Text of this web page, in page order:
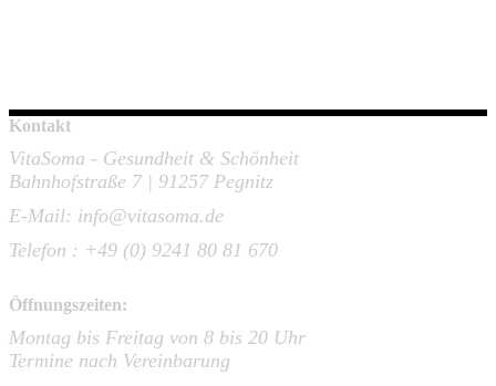
Kontakt
VitaSoma - Gesundheit & Schönheit
Bahnhofstraße 7 | 91257 Pegnitz
E-Mail: info@vitasoma.de
Telefon : +49 (0) 9241 80 81 670
Öffnungszeiten:
Montag bis Freitag von 8 bis 20 Uhr
Termine nach Vereinbarung